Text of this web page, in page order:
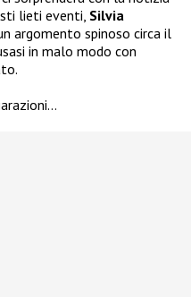
lieti eventi, Silvia
argomento spinoso circa il
in malo modo con